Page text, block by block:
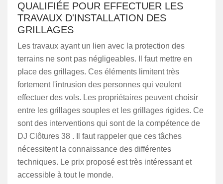
QUALIFIÉE POUR EFFECTUER LES
TRAVAUX D'INSTALLATION DES
GRILLAGES
Les travaux ayant un lien avec la protection des
terrains ne sont pas négligeables. Il faut mettre en
place des grillages. Ces éléments limitent très
fortement l'intrusion des personnes qui veulent
effectuer des vols. Les propriétaires peuvent choisir
entre les grillages souples et les grillages rigides. Ce
sont des interventions qui sont de la compétence de
DJ Clôtures 38 . Il faut rappeler que ces tâches
nécessitent la connaissance des différentes
techniques. Le prix proposé est très intéressant et
accessible à tout le monde.